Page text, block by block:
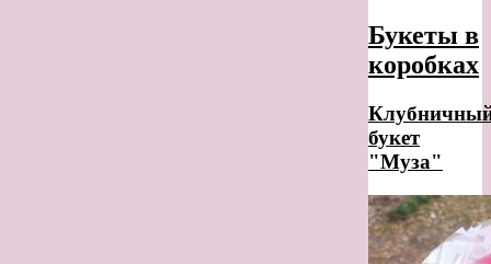
Букеты в
коробках
букет
"Муза"